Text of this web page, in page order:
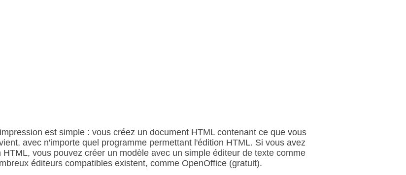
est simple : vous créez un document HTML contenant ce que vous
avec n'importe quel programme permettant l'édition HTML. Si vous avez
vous pouvez créer un modèle avec un simple éditeur de texte comme
éditeurs compatibles existent, comme OpenOffice (gratuit).